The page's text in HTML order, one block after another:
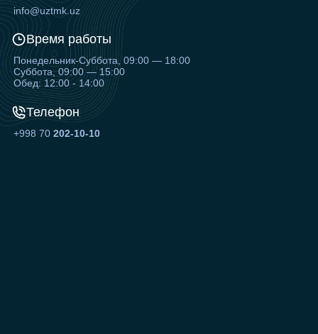
info@uztmk.uz
Время работы
Понедельник-Суббота, 09:00 — 18:00
Суббота, 09:00 — 15:00
Обед: 12:00 - 14:00
Телефон
+998 70202-10-10